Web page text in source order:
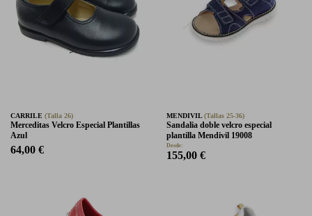
CARRILE (Talla 26)
Merceditas Velcro Especial Plantillas
Azul
64,00 €
MENDIVIL(Tallas 25-36)
Sandalia doble velcro especial
plantilla Mendivil 19008
Desde:
155,00 €